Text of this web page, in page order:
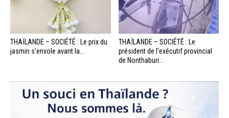
THAÏLANDE – SOCIÉTÉ : Le prix du
jasmin s’envole avant la...
THAÏLANDE – SOCIÉTÉ : Le
président de l’exécutif provincial
de Nonthaburi...